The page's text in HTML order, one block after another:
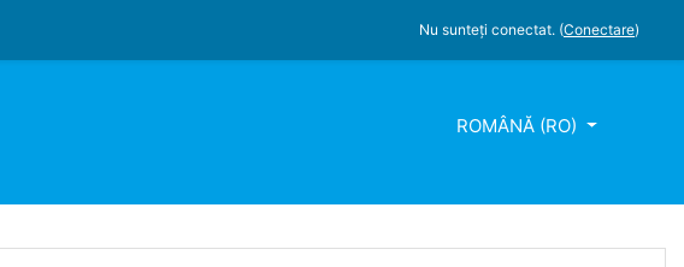
Nu sunteți conectat. (Conectare)
ROMÂNĂ ‎(RO)‎